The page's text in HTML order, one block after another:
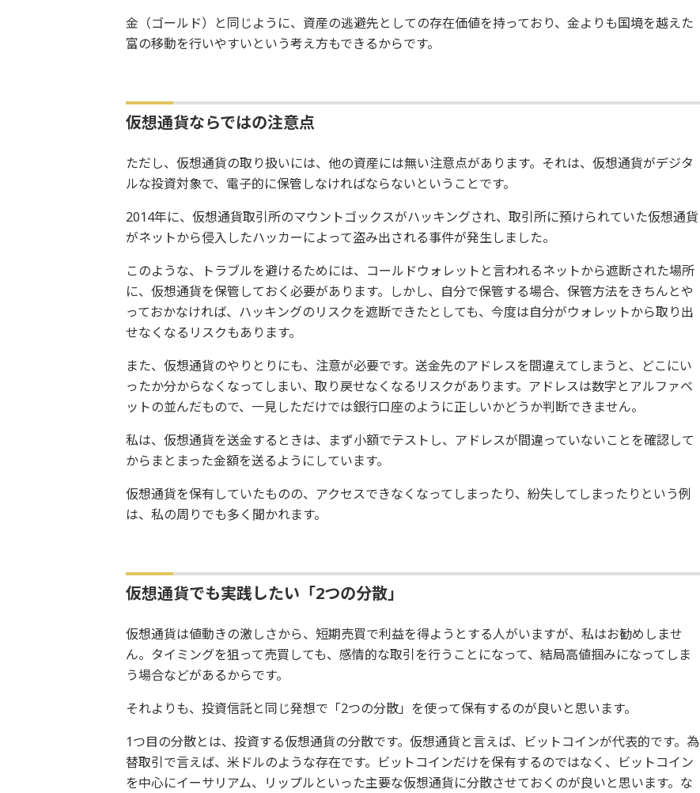
金（ゴールド）と同じように、資産の逃避先としての存在価値を持っており、金よりも国境を越えた
富の移動を行いやすいという考え方もできるからです。
仮想通貨ならではの注意点
ただし、仮想通貨の取り扱いには、他の資産には無い注意点があります。それは、仮想通貨がデジタ
ルな投資対象で、電子的に保管しなければならないということです。
2014年に、仮想通貨取引所のマウントゴックスがハッキングされ、取引所に預けられていた仮想通貨
がネットから侵入したハッカーによって盗み出される事件が発生しました。
このような、トラブルを避けるためには、コールドウォレットと言われるネットから遮断された場所
に、仮想通貨を保管しておく必要があります。しかし、自分で保管する場合、保管方法をきちんとや
っておかなければ、ハッキングのリスクを遮断できたとしても、今度は自分がウォレットから取り出
せなくなるリスクもあります。
また、仮想通貨のやりとりにも、注意が必要です。送金先のアドレスを間違えてしまうと、どこにい
ったか分からなくなってしまい、取り戻せなくなるリスクがあります。アドレスは数字とアルファベ
ットの並んだもので、一見しただけでは銀行口座のように正しいかどうか判断できません。
私は、仮想通貨を送金するときは、まず小額でテストし、アドレスが間違っていないことを確認して
からまとまった金額を送るようにしています。
仮想通貨を保有していたものの、アクセスできなくなってしまったり、紛失してしまったりという例
は、私の周りでも多く聞かれます。
仮想通貨でも実践したい「2つの分散」
仮想通貨は値動きの激しさから、短期売買で利益を得ようとする人がいますが、私はお勧めしませ
ん。タイミングを狙って売買しても、感情的な取引を行うことになって、結局高値掴みになってしま
う場合などがあるからです。
それよりも、投資信託と同じ発想で「2つの分散」を使って保有するのが良いと思います。
1つ目の分散とは、投資する仮想通貨の分散です。仮想通貨と言えば、ビットコインが代表的です。為
替取引で言えば、米ドルのような存在です。ビットコインだけを保有するのではなく、ビットコイン
を中心にイーサリアム、リップルといった主要な仮想通貨に分散させておくのが良いと思います。な